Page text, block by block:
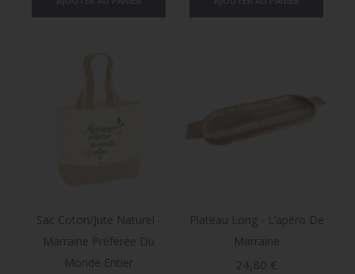
Sac Coton/jute Naturel -
Marraine Préférée Du
Monde Entier
Plateau Long - L’apéro De
Marraine
Prix
24,80 €